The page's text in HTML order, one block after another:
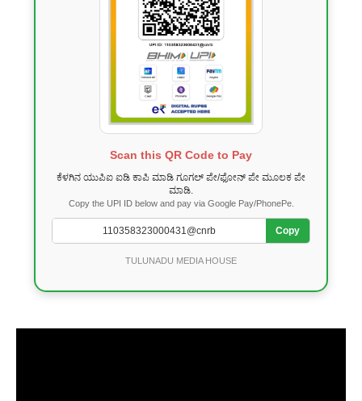
Scan this QR Code to Pay
ಕೆಳಗಿನ ಯುಪಿಐ ಐಡಿ ಕಾಪಿ ಮಾಡಿ ಗೂಗಲ್ ಪೇ/ಫೋನ್ ಪೇ ಮೂಲಕ ಪೇ
ಮಾಡಿ.
Copy the UPI ID below and pay via Google Pay/PhonePe.
Copy
TULUNADU MEDIA HOUSE